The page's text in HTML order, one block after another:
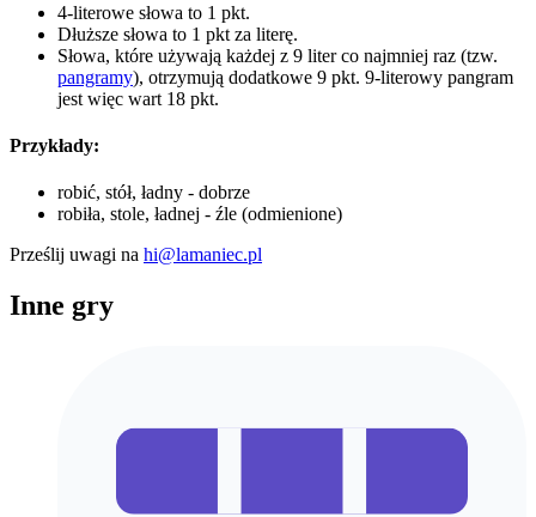
4-literowe słowa to 1 pkt.
Dłuższe słowa to 1 pkt za literę.
Słowa, które używają każdej z 9 liter co najmniej raz (tzw.
pangramy), otrzymują dodatkowe 9 pkt. 9-literowy pangram
jest więc wart 18 pkt.
Przykłady:
robić, stół, ładny - dobrze
robiła, stole, ładnej - źle (odmienione)
Prześlij uwagi na hi@lamaniec.pl
Inne gry